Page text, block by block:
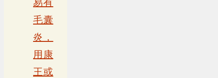
易有
毛囊
炎，
用康
王或